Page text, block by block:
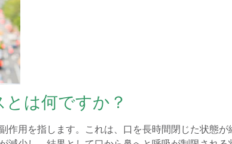
は何ですか？
作用を指します。これは、口を長時間閉じた状態が